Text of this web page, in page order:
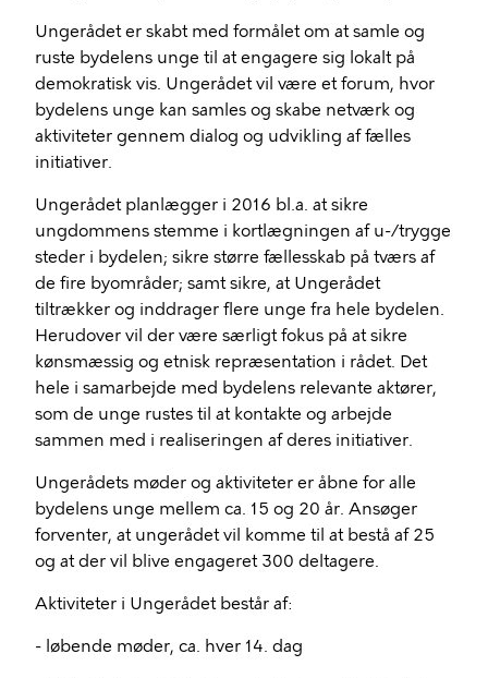
Ungerådet er skabt med formålet om at samle og
ruste bydelens unge til at engagere sig lokalt på
demokratisk vis. Ungerådet vil være et forum, hvor
bydelens unge kan samles og skabe netværk og
aktiviteter gennem dialog og udvikling af fælles
initiativer.
Ungerådet planlægger i 2016 bl.a. at sikre
ungdommens stemme i kortlægningen af u-/trygge
steder i bydelen; sikre større fællesskab på tværs af
de fire byområder; samt sikre, at Ungerådet
tiltrækker og inddrager flere unge fra hele bydelen.
Herudover vil der være særligt fokus på at sikre
kønsmæssig og etnisk repræsentation i rådet. Det
hele i samarbejde med bydelens relevante aktører,
som de unge rustes til at kontakte og arbejde
sammen med i realiseringen af deres initiativer.
Ungerådets møder og aktiviteter er åbne for alle
bydelens unge mellem ca. 15 og 20 år. Ansøger
forventer, at ungerådet vil komme til at bestå af 25
og at der vil blive engageret 300 deltagere.
Aktiviteter i Ungerådet består af:
- løbende møder, ca. hver 14. dag